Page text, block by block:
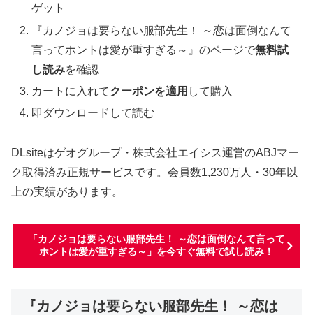
ゲット
『カノジョは要らない服部先生！ ～恋は面倒なんて
言ってホントは愛が重すぎる～』のページで無料試
し読みを確認
カートに入れてクーポンを適用 して購入
即ダウンロードして読む
DLsiteはゲオグループ・株式会社エイシス運営のABJマー
ク取得済み正規サービスです。会員数1,230万人・30年以
上の実績があります。
「カノジョは要らない服部先生！ ～恋は面倒なんて言って
ホントは愛が重すぎる～」を今すぐ無料で試し読み！
『カノジョは要らない服部先生！ ～恋は